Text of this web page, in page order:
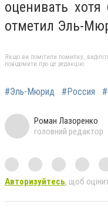
оценивать
отметил Эль-
Якщо ви помітили помилку,
повідомити про це редакцію
#Эль-Мюрид #Россия
Роман Лазоренко
головний редактор
Авторизуйтесь, щоб